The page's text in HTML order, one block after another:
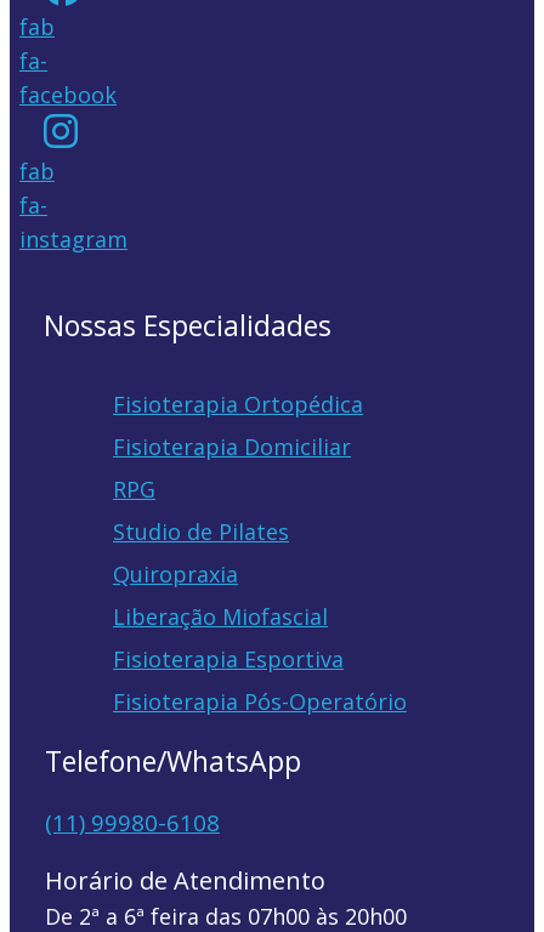
fab
fa-
facebook
fab
fa-
instagram
Nossas Especialidades
Fisioterapia Ortopédica
Fisioterapia Domiciliar
RPG
Studio de Pilates
Quiropraxia
Liberação Miofascial
Fisioterapia Esportiva
Fisioterapia Pós-Operatório
Telefone/WhatsApp
(11) 99980-6108
Horário de Atendimento
De 2ª a 6ª feira das 07h00 às 20h00